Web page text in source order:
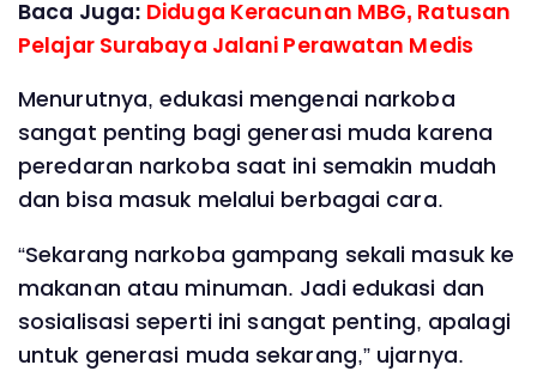
Baca Juga: Diduga Keracunan MBG, Ratusan
Pelajar Surabaya Jalani Perawatan Medis
Menurutnya, edukasi mengenai narkoba
sangat penting bagi generasi muda karena
peredaran narkoba saat ini semakin mudah
dan bisa masuk melalui berbagai cara.
“Sekarang narkoba gampang sekali masuk ke
makanan atau minuman. Jadi edukasi dan
sosialisasi seperti ini sangat penting, apalagi
untuk generasi muda sekarang,” ujarnya.